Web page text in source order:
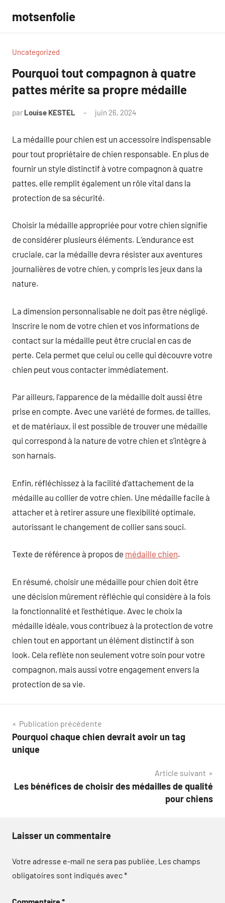
contenu
motsenfolie
Uncategorized
Pourquoi tout compagnon à quatre
pattes mérite sa propre médaille
par Louise KESTEL juin 26, 2024
La médaille pour chien est un accessoire indispensable
pour tout propriétaire de chien responsable. En plus de
fournir un style distinctif à votre compagnon à quatre
pattes, elle remplit également un rôle vital dans la
protection de sa sécurité.
Choisir la médaille appropriée pour votre chien signifie
de considérer plusieurs éléments. L’endurance est
cruciale, car la médaille devra résister aux aventures
journalières de votre chien, y compris les jeux dans la
nature.
La dimension personnalisable ne doit pas être négligé.
Inscrire le nom de votre chien et vos informations de
contact sur la médaille peut être crucial en cas de
perte. Cela permet que celui ou celle qui découvre votre
chien peut vous contacter immédiatement.
Par ailleurs, l’apparence de la médaille doit aussi être
prise en compte. Avec une variété de formes, de tailles,
et de matériaux, il est possible de trouver une médaille
qui correspond à la nature de votre chien et s’intègre à
son harnais.
Enfin, réfléchissez à la facilité d’attachement de la
médaille au collier de votre chien. Une médaille facile à
attacher et à retirer assure une flexibilité optimale,
autorissant le changement de collier sans souci.
Texte de référence à propos de médaille chien.
En résumé, choisir une médaille pour chien doit être
une décision mûrement réfléchie qui considère à la fois
la fonctionnalité et l’esthétique. Avec le choix la
médaille idéale, vous contribuez à la protection de votre
chien tout en apportant un élément distinctif à son
look. Cela reflète non seulement votre soin pour votre
compagnon, mais aussi votre engagement envers la
protection de sa vie.
Navigation
de
Publication précédente
Pourquoi chaque chien devrait avoir un tag
unique
Article suivant
Les bénéfices de choisir des médailles de qualité
pour chiens
Laisser un commentaire
Votre adresse e-mail ne sera pas publiée. Les champs
obligatoires sont indiqués avec*